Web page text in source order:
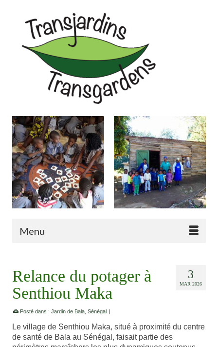
Menu
3
MAR 2026
Relance du potager à
Senthiou Maka
Posté dans : Jardin de Bala Sénégal |
Le village de Senthiou Maka, situé à proximité du centre
de santé de Bala au Sénégal, faisait partie des